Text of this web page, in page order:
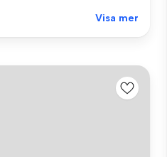
Visa mer